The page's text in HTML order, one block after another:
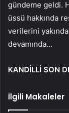
gündeme geldi.
üssü hakkında
verilerini
devamında…
KANDİLLİ SON
İlgili Makaleler